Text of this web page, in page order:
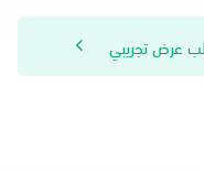
عرض تجريبي